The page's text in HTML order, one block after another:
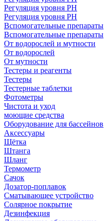
Регуляция уровня РН
Регуляция уровня PH
Вспомогательные препараты
Вспомогательные препараты
От водорослей и мутности
От водорослей
От мутности
Тестеры и реагенты
Тестеры
Тестерные таблетки
Фотометры
Чистота и уход
моющие средства
Оборудование для бассейнов
Аксессуары
Щётка
Штанга
Шланг
Термометр
Сачок
Дозатор-поплавок
Сматывающее устройство
Солярное покрытие
Дезинфекция